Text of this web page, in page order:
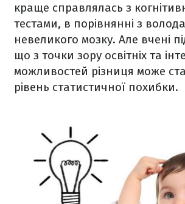
краще справлялась з
тестами, в порівнянні з
невеликого мозку. Але вчені
що з точки зору освітніх та
можливостей різниця може
рівень статистичної похибки.